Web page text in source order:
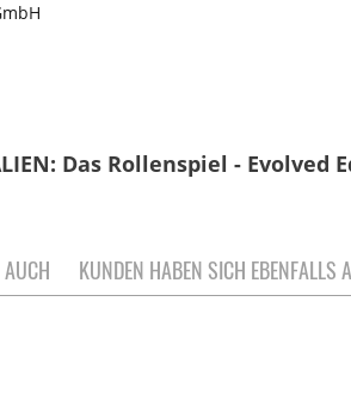
Das Rollenspiel - Evolved
KUNDEN HABEN SICH EBENFALLS